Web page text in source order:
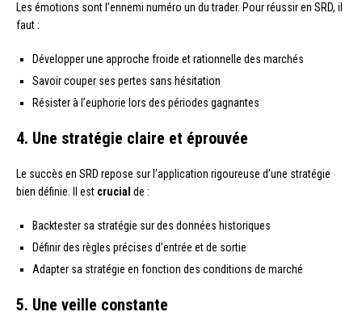
Les émotions sont l’ennemi numéro un du trader. Pour réussir en SRD, il
faut :
Développer une approche froide et rationnelle des marchés
Savoir couper ses pertes sans hésitation
Résister à l’euphorie lors des périodes gagnantes
4. Une stratégie claire et éprouvée
Le succès en SRD repose sur l’application rigoureuse d’une stratégie
bien définie. Il est crucial de :
Backtester sa stratégie sur des données historiques
Définir des règles précises d’entrée et de sortie
Adapter sa stratégie en fonction des conditions de marché
5. Une veille constante